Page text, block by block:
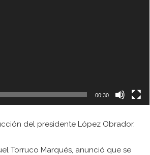
00:30
del presidente López Obrador.
Torruco Marqués, anunció que se